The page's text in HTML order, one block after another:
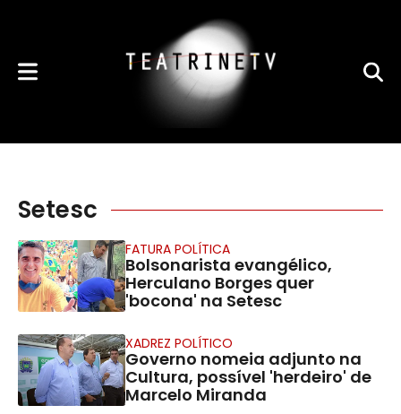
Setesc
FATURA POLÍTICA
Bolsonarista evangélico,
Herculano Borges quer
'bocona' na Setesc
XADREZ POLÍTICO
Governo nomeia adjunto na
Cultura, possível 'herdeiro' de
Marcelo Miranda